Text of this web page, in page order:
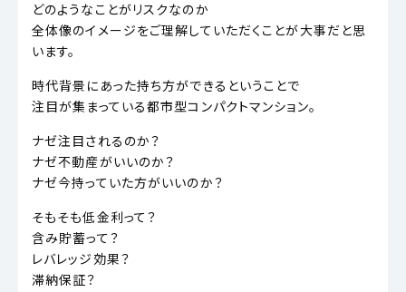
どのようなことがリスクなのか
全体像のイメージをご理解していただくことが大事だと思
います。
時代背景にあった持ち方ができるということで
注目が集まっている都市型コンパクトマンション。
ナゼ注目されるのか？
ナゼ不動産がいいのか？
ナゼ今持っていた方がいいのか？
そもそも低金利って？
含み貯蓄って？
レバレッジ効果？
滞納保証？